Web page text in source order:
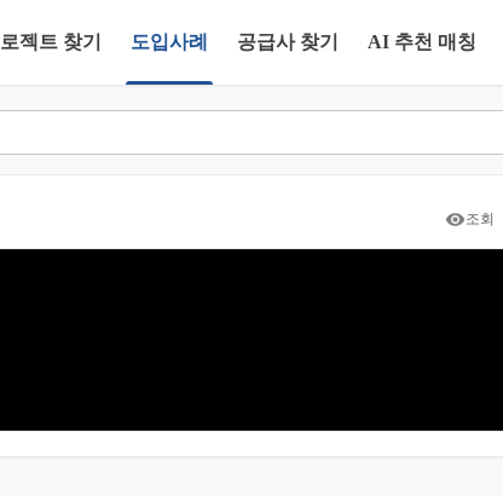
젝트 찾기 도입사례 공급사 찾기 AI 추천 매칭
조회